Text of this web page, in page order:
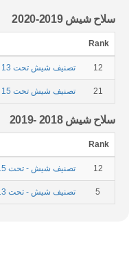
سلاح شيش 2019-2020
Rank
12 تصنيف شيش تحت 13 سنه 2019-2020
21 تصنيف شيش تحت 15 سنه 2019-2020
سلاح شيش 2018 -2019
Rank
12 تصنيف شيش - تحت 15 سنة – 2018-2019
5 تصنيف شيش - تحت 13 سنة – 2018-2019